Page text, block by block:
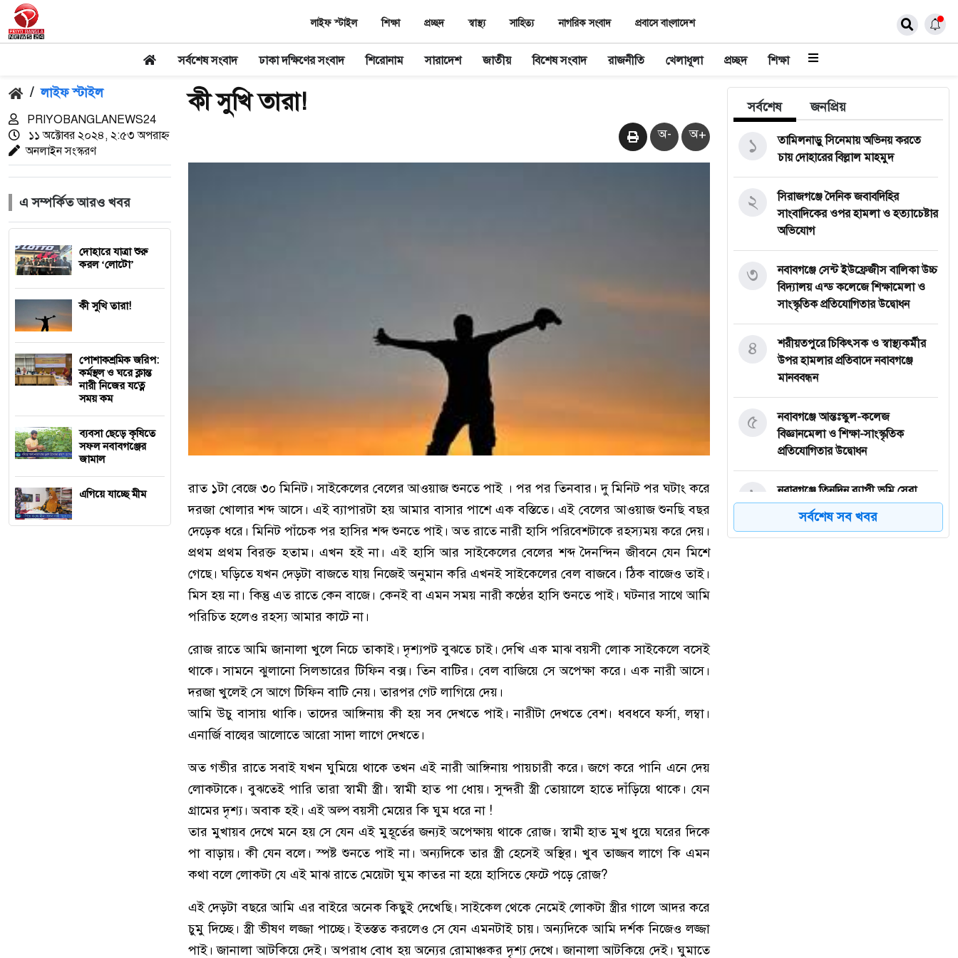
লাইফ স্টাইল শিক্ষা প্রচ্ছদ স্বাস্থ‌্য সাহিত‌্য নাগরিক সংবাদ প্রবাসে বাংলাদেশ
সর্বশেষ সংবাদ ঢাকা দক্ষিণের সংবাদ শিরোনাম সারাদেশ জাতীয় বিশেষ সংবাদ রাজনীতি খেলাধূলা প্রচ্ছদ শিক্ষা
/ লাইফ স্টাইল
PRIYOBANGLANEWS24
১১ অক্টোবর ২০২৪, ২:৫৩ অপরাহ্ন
অনলাইন সংস্করণ
এ সম্পর্কিত আরও খবর
দোহারে যাত্রা শুরু
করল ‘লোটো’
কী সুখি তারা!
পোশাকশ্রমিক জরিপ:
কর্মস্থল ও ঘরে ক্লান্ত
নারী নিজের যত্নে
সময় কম
ব্যবসা ছেড়ে কৃষিতে
সফল নবাবগঞ্জের
জামাল
এগিয়ে যাচ্ছে মীম
কী সুখি তারা!
অ- অ+
রাত ১টা বেজে ৩০ মিনিট। সাইকেলের বেলের আওয়াজ শুনতে পাই । পর পর তিনবার। দু মিনিট পর ঘটাং করে
দরজা খোলার শব্দ আসে। এই ব্যাপারটা হয় আমার বাসার পাশে এক বস্তিতে। এই বেলের আওয়াজ শুনছি বছর
দেড়েক ধরে। মিনিট পাঁচেক পর হাসির শব্দ শুনতে পাই। অত রাতে নারী হাসি পরিবেশটাকে রহস্যময় করে দেয়।
প্রথম প্রথম বিরক্ত হতাম। এখন হই না। এই হাসি আর সাইকেলের বেলের শব্দ দৈনন্দিন জীবনে যেন মিশে
গেছে। ঘড়িতে যখন দেড়টা বাজতে যায় নিজেই অনুমান করি এখনই সাইকেলের বেল বাজবে। ঠিক বাজেও তাই।
মিস হয় না। কিন্তু এত রাতে কেন বাজে। কেনই বা এমন সময় নারী কণ্ঠের হাসি শুনতে পাই। ঘটনার সাথে আমি
পরিচিত হলেও রহস্য আমার কাটে না।
রোজ রাতে আমি জানালা খুলে নিচে তাকাই। দৃশ্যপট বুঝতে চাই। দেখি এক মাঝ বয়সী লোক সাইকেলে বসেই
থাকে। সামনে ঝুলানো সিলভারের টিফিন বক্স। তিন বাটির। বেল বাজিয়ে সে অপেক্ষা করে। এক নারী আসে।
দরজা খুলেই সে আগে টিফিন বাটি নেয়। তারপর গেট লাগিয়ে দেয়।
আমি উচু বাসায় থাকি। তাদের আঙ্গিনায় কী হয় সব দেখতে পাই। নারীটা দেখতে বেশ। ধবধবে ফর্সা, লম্বা।
এনার্জি বাল্বের আলোতে আরো সাদা লাগে দেখতে।
অত গভীর রাতে সবাই যখন ঘুমিয়ে থাকে তখন এই নারী আঙ্গিনায় পায়চারী করে। জগে করে পানি এনে দেয়
লোকটাকে। বুঝতেই পারি তারা স্বামী স্ত্রী। স্বামী হাত পা ধোয়। সুন্দরী স্ত্রী তোয়ালে হাতে দাঁড়িয়ে থাকে। যেন
গ্রামের দৃশ্য। অবাক হই। এই অল্প বয়সী মেয়ের কি ঘুম ধরে না !
তার মুখায়ব দেখে মনে হয় সে যেন এই মুহূর্তের জন্যই অপেক্ষায় থাকে রোজ। স্বামী হাত মুখ ধুয়ে ঘরের দিকে
পা বাড়ায়। কী যেন বলে। স্পষ্ট শুনতে পাই না। অন্যদিকে তার স্ত্রী হেসেই অস্থির। খুব তাজ্জব লাগে কি এমন
কথা বলে লোকটা যে এই মাঝ রাতে মেয়েটা ঘুম কাতর না হয়ে হাসিতে ফেটে পড়ে রোজ?
এই দেড়টা বছরে আমি এর বাইরে অনেক কিছুই দেখেছি। সাইকেল থেকে নেমেই লোকটা স্ত্রীর গালে আদর করে
চুমু দিচ্ছে। স্ত্রী ভীষণ লজ্জা পাচ্ছে। ইতস্তত করলেও সে যেন এমনটাই চায়। অন্যদিকে আমি দর্শক নিজেও লজ্জা
পাই। জানালা আটকিয়ে দেই। অপরাধ বোধ হয় অন্যের রোমাঞ্চকর দৃশ্য দেখে। জানালা আটকিয়ে দেই। ঘুমাতে
সর্বশেষ জনপ্রিয়
তামিলনাড়ু সিনেমায় অভিনয় করতে
চায় দোহারের বিল্লাল মাহমুদ
১
সিরাজগঞ্জে দৈনিক জবাবদিহির
সাংবাদিকের ওপর হামলা ও হত্যাচেষ্টার
অভিযোগ
২
নবাবগঞ্জে সেন্ট ইউফ্রেজীস বালিকা উচ্চ
বিদ্যালয় এন্ড কলেজে শিক্ষামেলা ও
সাংস্কৃতিক প্রতিযোগিতার উদ্বোধন
৩
শরীয়তপুরে চিকিৎসক ও স্বাস্থ্যকর্মীর
উপর হামলার প্রতিবাদে নবাবগঞ্জে
মানববন্ধন
৪
নবাবগঞ্জে আন্তঃস্কুল-কলেজ
বিজ্ঞানমেলা ও শিক্ষা-সাংস্কৃতিক
প্রতিযোগিতার উদ্বোধন
৫
নবাবগঞ্জে তিনদিন ব্যাপী ভূমি সেবা
মেলার উদ্বোধন
৬
সর্বশেষ সব খবর